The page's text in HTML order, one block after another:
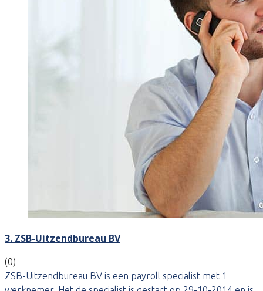
3. ZSB-Uitzendbureau BV
(0)
ZSB-Uitzendbureau BV is een payroll specialist met 1